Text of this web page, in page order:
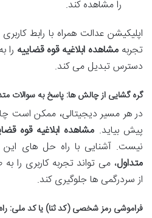
را مشاهده کند.
اپلیکیشن عدالت همراه با رابط
تجربهمشاهده ابلاغیه قوه قضاییه را
دسترس تبدیل می کند.
گره گشایی از چالش ها: پاسخ به سوالات
در هر مسیر دیجیتالی، ممکن است
پیش بیاید. مشاهده ابلاغیه قوه
نیست. آشنایی با راه حل های
متداول، می تواند تجربه کاربری را
از سردرگمی ها جلوگیری کند.
فراموشی رمز شخصی (کد ثنا) یا کد ملی: